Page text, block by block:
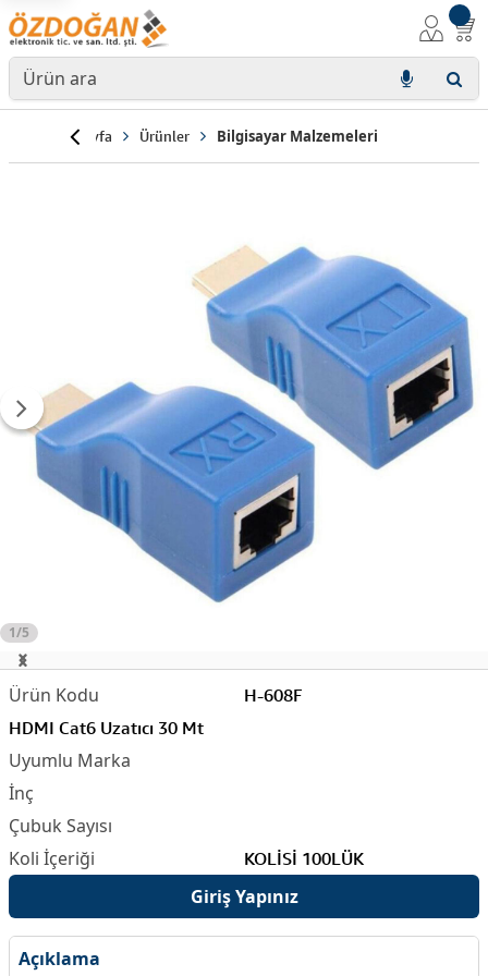
Anasayfa Ürünler Bilgisayar Malzemeleri
1/5
H-608F
HDMI Cat6 Uzatıcı 30 Mt
KOLİSİ 100LÜK
Giriş Yapınız
Açıklama